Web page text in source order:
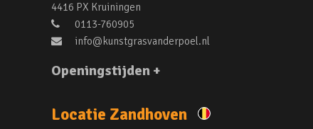
4416 PX Kruiningen
0113-760905
info@kunstgrasvanderpoel.nl
Openingstijden +
Locatie Zandhoven